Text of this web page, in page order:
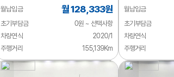
프레스티지
월납입금 월 128,333원
초기부담금
0원 ~ 선택사항
차량연식
2020/1
주행거리
155,139Km
월납입금
초기부담금
차량연식
주행거리